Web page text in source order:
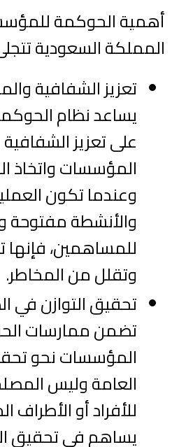
أهمية الحوكمة
المملكة السعودية
تعزيز الشفافية
يساعد نظام
على تعزيز
المؤسسات واتخاذ
وعندما تكون
والأنشطة
للمساهمين، فإنها
وتقلل من المخاطر.
تحقيق التوازن في
تضمن ممارسات
المؤسسات نحو
العامة وليس
للأفراد أو الأطراف
يساهم في تحقيق